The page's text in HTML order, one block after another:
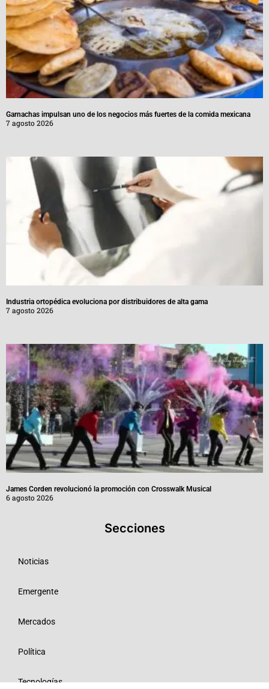
Garnachas impulsan uno de los negocios más fuertes de la comida mexicana
7 agosto 2026
Industria ortopédica evoluciona por distribuidores de alta gama
7 agosto 2026
James Corden revolucionó la promoción con Crosswalk Musical
6 agosto 2026
Secciones
Noticias
Emergente
Mercados
Política
Tecnologías